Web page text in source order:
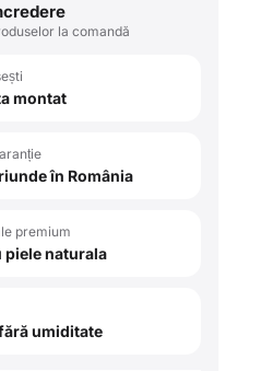
la comandă
montat
în România
premium
piele naturala
umiditate